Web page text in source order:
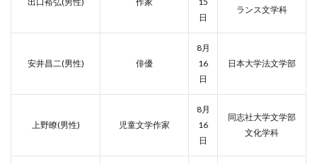
日
ランス文学科
安井昌二(男性) 俳優
8月
16
日
日本大学法文学部
上野瞭(男性) 児童文学作家
8月
16
日
同志社大学文学部
文化学科